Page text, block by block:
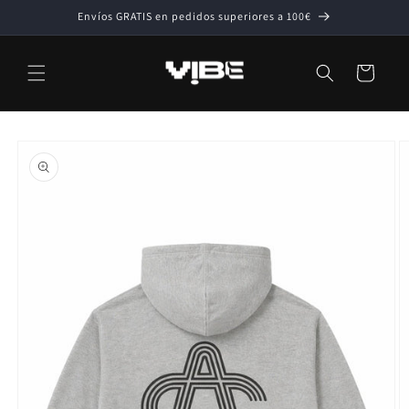
directamente
al contenido
Envíos GRATIS en pedidos superiores a 100€
Carrito
a la
información